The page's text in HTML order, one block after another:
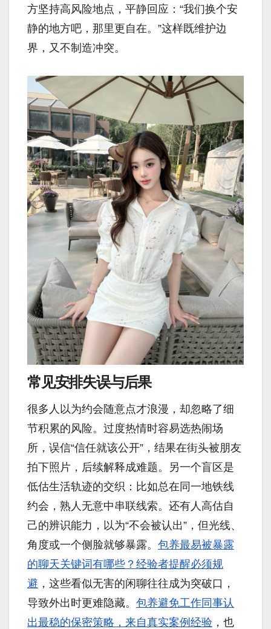
方坚持高风险地点，平静回应：“我们换个安
静的地方吧，那里更自在。”这样既维护边
界，又不制造冲突。
常见安排失误与后果
很多人以为约会随意点才浪漫，却忽略了细
节积累的风险。过度热情时容易选热闹场
所，误信“信任就该公开”，结果在街头被朋友
拍下照片，后续解释成难题。另一个盲区是
低估生活轨迹的交织：比如总在同一地铁线
约会，熟人无意中串联线索。还有人高估自
己的辨识能力，以为“不会被认出”，但光线、
角度或一个侧脸就够暴露。 包养最易被暴露
的聊天关键词有哪些？经验者提醒必须规
避 ，这些看似无害的闲聊往往成为突破口，
导致外出时更难隐藏。 包养避免工作同事认
出最稳的保密策略，来自真实案例经验 ，也